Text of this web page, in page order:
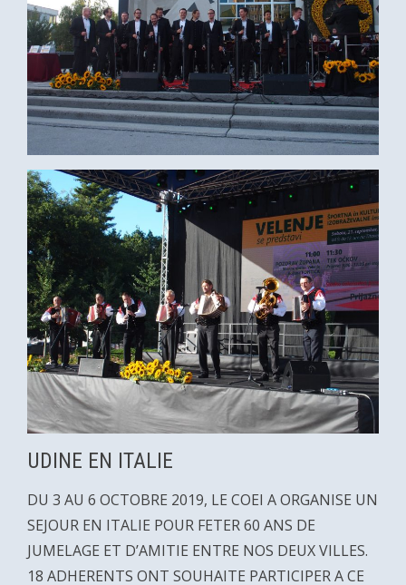
UDINE EN ITALIE
DU 3 AU 6 OCTOBRE 2019, LE COEI A ORGANISE UN
SEJOUR EN ITALIE POUR FETER 60 ANS DE
JUMELAGE ET D’AMITIE ENTRE NOS DEUX VILLES.
18 ADHERENTS ONT SOUHAITE PARTICIPER A CE